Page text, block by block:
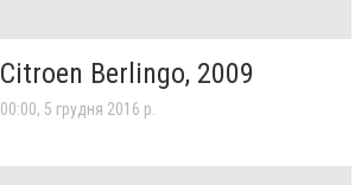
Citroen Berlingo, 2009
00:00, 5 грудня 2016 р.